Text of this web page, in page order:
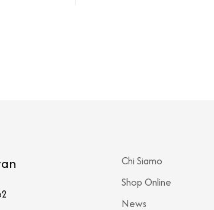
Chi Siamo
Shop Online
News